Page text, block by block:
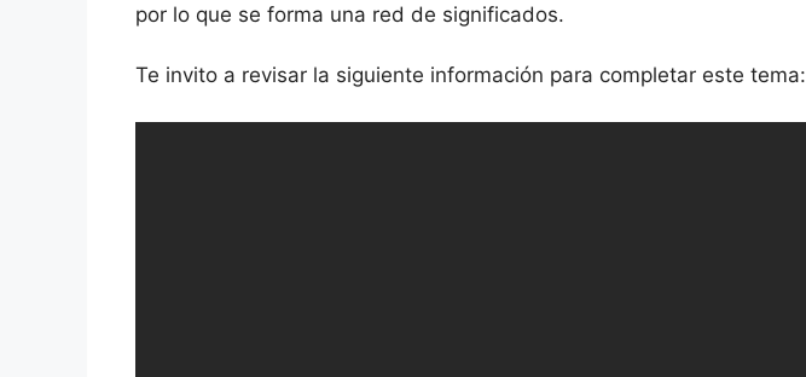
por lo que se forma una red de significados.
Te invito a revisar la siguiente información para completar este tema: